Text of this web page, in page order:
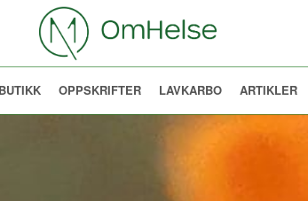
OPPSKRIFTER LAVKARBO ARTIKLER